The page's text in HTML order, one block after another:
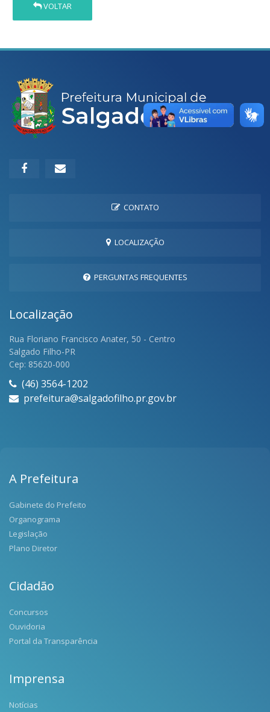
VOLTAR
CONTATO
LOCALIZAÇÃO
PERGUNTAS FREQUENTES
Localização
Rua Floriano Francisco Anater, 50 - Centro
Salgado Filho-PR
Cep: 85620-000
(46) 3564-1202
prefeitura@salgadofilho.pr.gov.br
A Prefeitura
Gabinete do Prefeito
Organograma
Legislação
Plano Diretor
Cidadão
Concursos
Ouvidoria
Portal da Transparência
Imprensa
Notícias